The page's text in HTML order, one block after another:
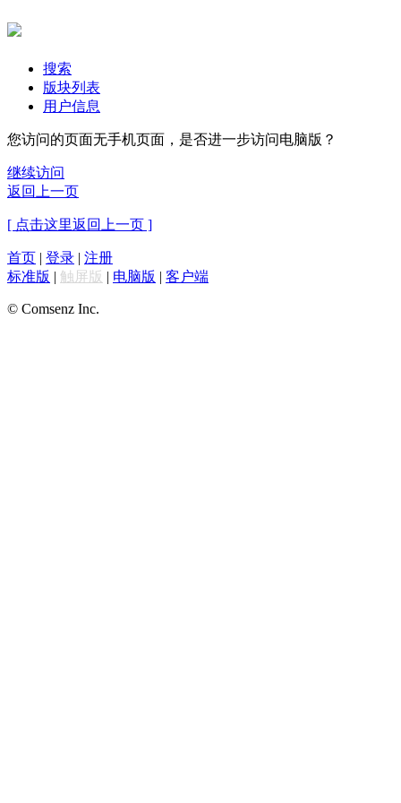
搜索
版块列表
用户信息
您访问的页面无手机页面，是否进一步访问电脑版？
继续访问
返回上一页
[ 点击这里返回上一页 ]
首页 | 登录 | 注册
标准版 | 触屏版 | 电脑版 | 客户端
© Comsenz Inc.